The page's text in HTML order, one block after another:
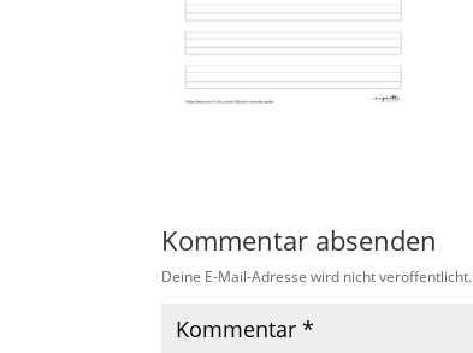
Kommentar absenden
Deine E-Mail-Adresse wird nicht veröffentlicht.